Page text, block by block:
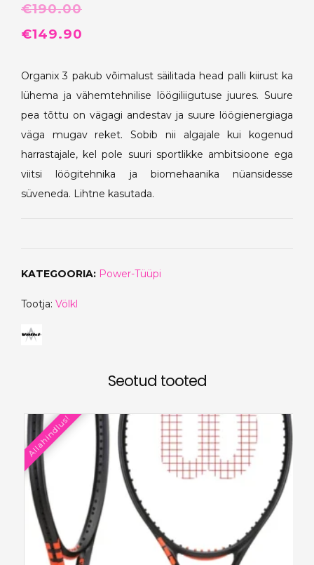
€190.00
Algne
oli:
€190.00.
€149.90
on:
€149.90.
Organix 3 pakub võimalust säilitada head palli kiirust ka
lühema ja vähemtehnilise löögiliigutuse juures. Suure
pea tõttu on vägagi andestav ja suure löögienergiaga
väga mugav reket. Sobib nii algajale kui kogenud
harrastajale, kel pole suuri sportlikke ambitsioone ega
viitsi löögitehnika ja biomehaanika nüansidesse
süveneda. Lihtne kasutada.
KATEGOORIA: Power-Tüüpi
Tootja: Völkl
Seotud tooted
Allahindlus!